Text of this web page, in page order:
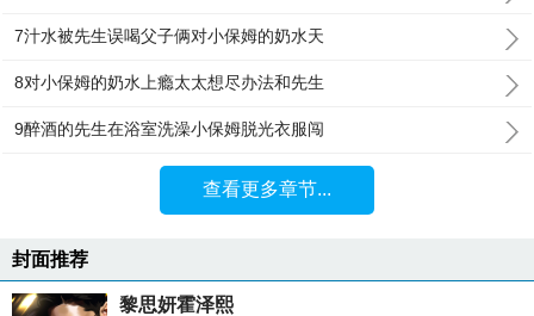
7汁水被先生误喝父子俩对小保姆的奶水天
8对小保姆的奶水上瘾太太想尽办法和先生
9醉酒的先生在浴室洗澡小保姆脱光衣服闯
查看更多章节...
封面推荐
黎思妍霍泽熙